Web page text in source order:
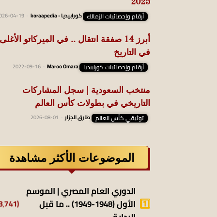
2025
أرقام وإحصائيات الزمالك كورابيديا - koraapedia 04-19
أبرز 14 صفقة انتقال .. في الميركاتو الأغلى
في التاريخ
أرقام وإحصائيات كورابيديا Maroo Omara
2022-09-16
منتخب السعودية | سجل المشاركات
التاريخي في بطولات كأس العالم
توثيقي كأس العالم طارق الجزار 2026-08-01
الموضوعات الأكثر مشاهدة
الدوري العام المصري | الموسم
الأول (1948-1949) .. ما قبل
(13٬741)